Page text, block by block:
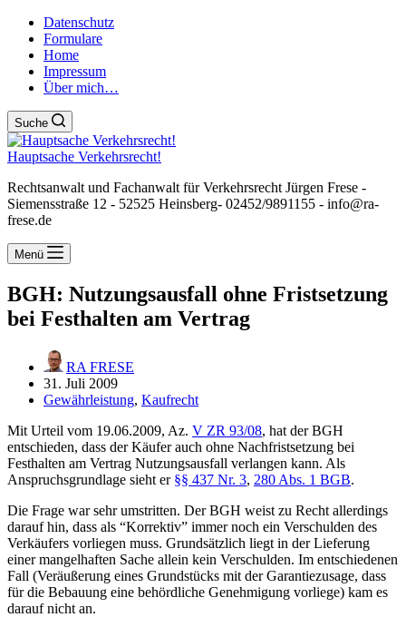
Datenschutz
Formulare
Home
Impressum
Über mich…
Suche
Hauptsache Verkehrsrecht!
Rechtsanwalt und Fachanwalt für Verkehrsrecht Jürgen Frese -
Siemensstraße 12 - 52525 Heinsberg- 02452/9891155 - info@ra-
frese.de
Menü
BGH: Nutzungsausfall ohne Fristsetzung
bei Festhalten am Vertrag
RA FRESE
31. Juli 2009
Gewährleistung, Kaufrecht
Mit Urteil vom 19.06.2009, Az. V ZR 93/08, hat der BGH
entschieden, dass der Käufer auch ohne Nachfristsetzung bei
Festhalten am Vertrag Nutzungsausfall verlangen kann. Als
Anspruchsgrundlage sieht er §§ 437 Nr. 3, 280 Abs. 1 BGB.
Die Frage war sehr umstritten. Der BGH weist zu Recht allerdings
darauf hin, dass als “Korrektiv” immer noch ein Verschulden des
Verkäufers vorliegen muss. Grundsätzlich liegt in der Lieferung
einer mangelhaften Sache allein kein Verschulden. Im entschiedenen
Fall (Veräußerung eines Grundstücks mit der Garantiezusage, dass
für die Bebauung eine behördliche Genehmigung vorliege) kam es
darauf nicht an.